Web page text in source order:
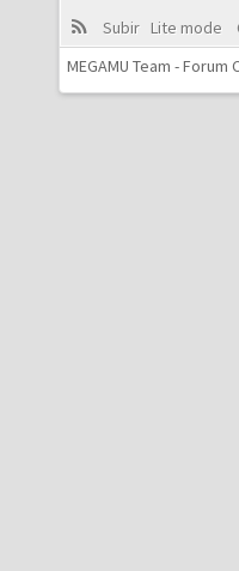
Subir Lite mode
MEGAMU Team - Forum